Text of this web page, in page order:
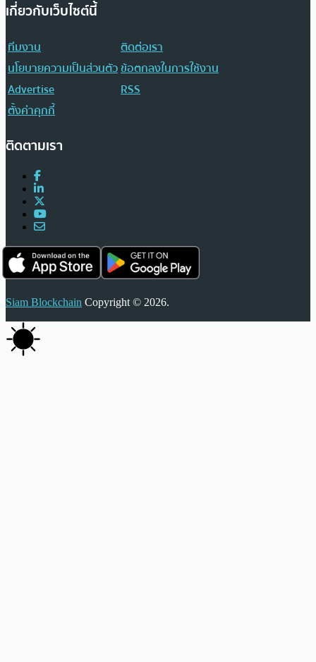
เกี่ยวกับเว็บไซต์นี้
ทีมงาน
ติดต่อเรา
นโยบายความเป็นส่วนตัวข้อตกลงในการใช้งาน
Advertise
RSS
ตั้งค่าคุกกี้
ติดตามเรา
Siam Blockchain Copyright © 2026.